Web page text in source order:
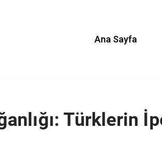
Ana Sayfa
Türklerin